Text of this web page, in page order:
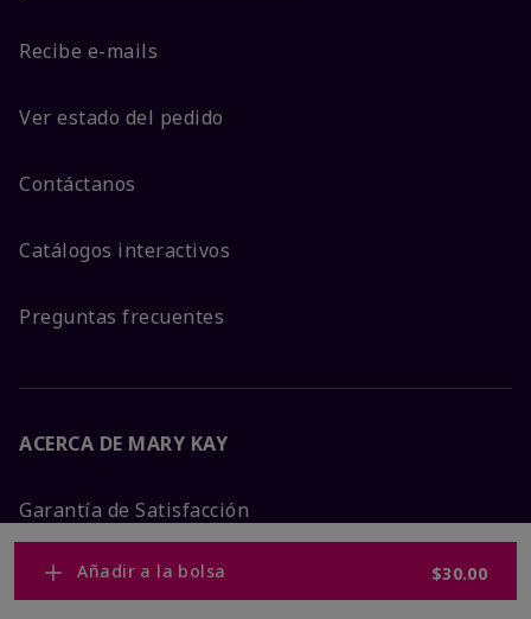
Añadir a la bolsa $30.00
Recibe e-mails
Ver estado del pedido
Contáctanos
Catálogos interactivos
Preguntas frecuentes
ACERCA DE MARY KAY
Garantía de Satisfacción
Sobre Mary Kay